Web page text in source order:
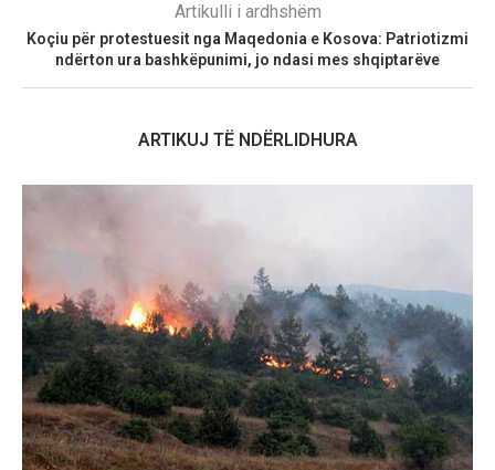
Artikulli i ardhshëm
Koçiu për protestuesit nga Maqedonia e Kosova: Patriotizmi
ndërton ura bashkëpunimi, jo ndasi mes shqiptarëve
ARTIKUJ TË NDËRLIDHURA